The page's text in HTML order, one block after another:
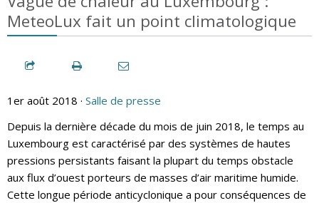
MeteoLux fait un point climatologique
1er août 2018 · Salle de presse
Depuis la dernière décade du mois de juin 2018, le temps au
Luxembourg est caractérisé par des systèmes de hautes
pressions persistants faisant la plupart du temps obstacle
aux flux d’ouest porteurs de masses d’air maritime humide.
Cette longue période anticyclonique a pour conséquences de